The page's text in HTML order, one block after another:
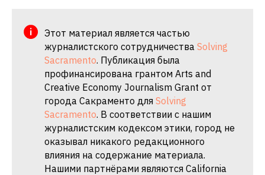
Этот материал является частью
журналистского сотрудничества Solving
Sacramento. Публикация была
профинансирована грантом Arts and
Creative Economy Journalism Grant от
города Сакраменто для Solving
Sacramento. В соответствии с нашим
журналистским кодексом этики, город не
оказывал никакого редакционного
влияния на содержание материала.
Нашими партнёрами являются California